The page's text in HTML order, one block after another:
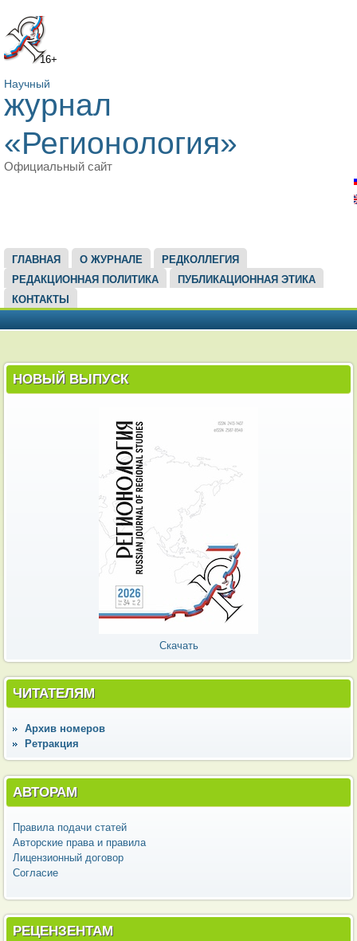
16+
Научный
журнал
«Регионология»
Официальный сайт
ГЛАВНОЕ МЕНЮ
ГЛАВНАЯ О ЖУРНАЛЕ
РЕДКОЛЛЕГИЯ
РЕДАКЦИОННАЯ ПОЛИТИКА
ПУБЛИКАЦИОННАЯ ЭТИКА
КОНТАКТЫ
НОВЫЙ ВЫПУСК
Скачать
ЧИТАТЕЛЯМ
Архив номеров
Ретракция
АВТОРАМ
Правила подачи статей
Авторские права и правила
Лицензионный договор
Согласие
РЕЦЕНЗЕНТАМ